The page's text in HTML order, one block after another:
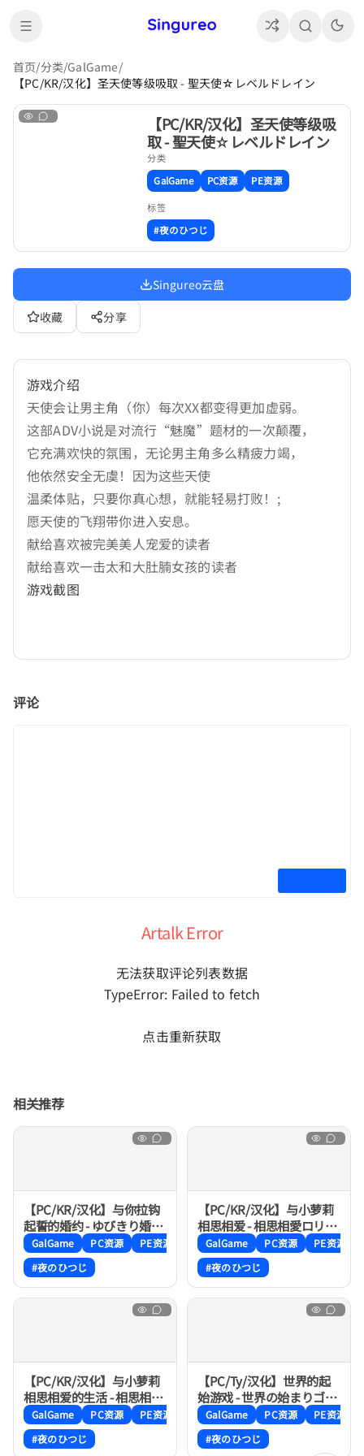
首页/分类/GalGame/
【PC/KR/汉化】圣天使等级吸取 - 聖天使☆レベルドレイン
【PC/KR/汉化】圣天使等级吸
取 - 聖天使☆レベルドレイン
分类
GalGame
PC资源 PE资源
标签
#夜のひつじ
Singureo云盘
收藏
分享
游戏介绍
天使会让男主角（你）每次XX都变得更加虚弱。
这部ADV小说是对流行“魅魔”题材的一次颠覆，
它充满欢快的氛围，无论男主角多么精疲力竭，
他依然安全无虞！因为这些天使
温柔体贴，只要你真心想，就能轻易打败！;
愿天使的飞翔带你进入安息。
献给喜欢被完美美人宠爱的读者
献给喜欢一击太和大肚腩女孩的读者
游戏截图
评论
Artalk Error
无法获取评论列表数据
TypeError: Failed to fetch
点击重新获取
相关推荐
【PC/KR/汉化】与你拉钩
起誓的婚约 - ゆびきり婚約
ロリイタ
GalGame PC资源
PE资源
#夜のひつじ
【PC/KR/汉化】与小萝莉
相思相爱 - 相思相愛ロリー
タGalGame PC资源
PE资源
#夜のひつじ
【PC/KR/汉化】与小萝莉
相思相爱的生活 - 相思相愛
ロリータの生活
GalGame PC资源
PE资源
#夜のひつじ
【PC/Ty/汉化】世界的起
始游戏 - 世界の始まりゴッ
コGalGame PC资源
PE资源
#夜のひつじ